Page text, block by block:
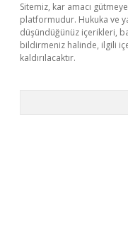
Sitemiz, kar amacı
platformudur. Hukuka ve
düşündüğünüz içerikleri,
bildirmeniz halinde, ilgili
kaldırılacaktır.